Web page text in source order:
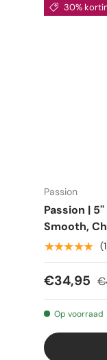
30%
Passion
Passion |
Smooth,
★★★★★
€34,95
Op voorraad